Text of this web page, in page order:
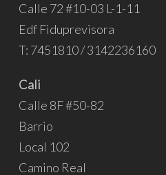
Calle 72 #10-03 L-1-11
Edf Fiduprevisora
T: 7451810 / 3142236160
Cali
Calle 8F #50-82
Barrio
Local 102
Camino Real